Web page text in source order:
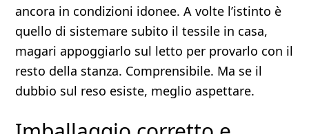
ancora in condizioni idonee. A volte l’istinto è
quello di sistemare subito il tessile in casa,
magari appoggiarlo sul letto per provarlo con il
resto della stanza. Comprensibile. Ma se il
dubbio sul reso esiste, meglio aspettare.